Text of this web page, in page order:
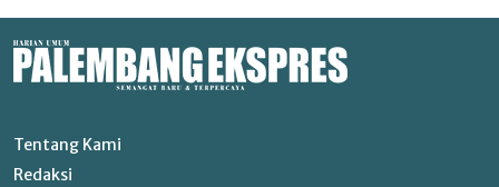
Tentang Kami
Redaksi